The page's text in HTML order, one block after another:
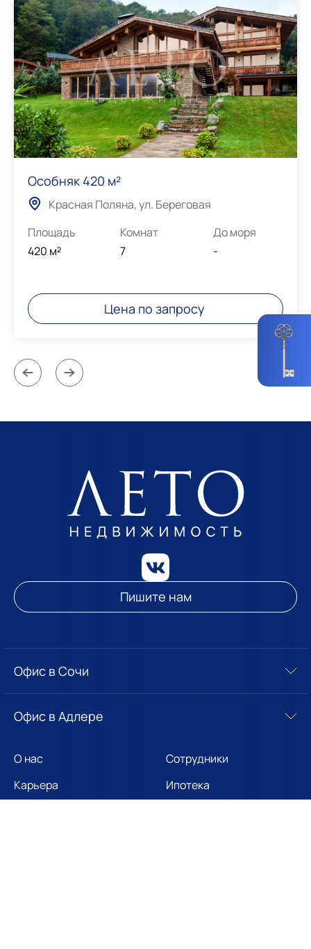
Особняк 420 м²
Красная Поляна, ул. Береговая
Площадь
420 м²
Комнат
7
До моря
-
Цена по запросу
Пишите нам
Офис в Сочи
Офис в Адлере
О нас
Сотрудники
Карьера
Ипотека